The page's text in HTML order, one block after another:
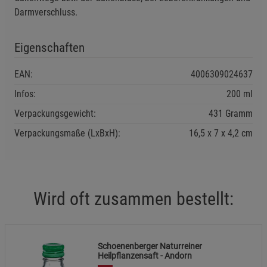
Darmverschluss.
Eigenschaften
EAN:
4006309024637
Infos:
200 ml
Verpackungsgewicht:
431 Gramm
Verpackungsmaße (LxBxH):
16,5 7 4,2 cm
Wird oft zusammen bestellt:
Schoenenberger Naturreiner
Heilpflanzensaft - Andorn
Beschreibung Funktionale Cookies
Statistik Cookies (2)
Beschreibung Marketing Cookies
Datenschutzerklärung